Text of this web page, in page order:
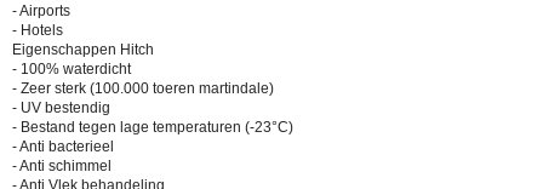
- Airports
- Hotels
Eigenschappen Hitch
- 100% waterdicht
- Zeer sterk (100.000 toeren martindale)
- UV bestendig
- Bestand tegen lage temperaturen (-23°C)
- Anti bacterieel
- Anti schimmel